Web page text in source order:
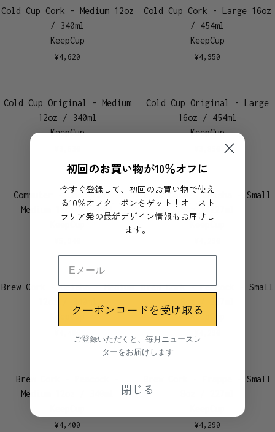
Cold Cup Cork - Medium 12oz
/ 340ml
KeepCup
¥4,620
Cold Cup Cork - Large 16oz
/ 454ml
KeepCup
¥4,950
Cold Cup Original - Medium
12oz / 340ml
KeepCup
Cold Cup Original - Large
16oz / 454ml
KeepCup
Commuter - Chocolate -
Medium 12oz / 340ml
Brew Cork - Geisha - Small
8oz / 227ml
Brew Cork - Geisha - Medium
KeepCup
Brew Cork - Peacock - Small
KeepCup
Brew Cork - Peacock -
Medium 12oz / 340ml
¥4,400
Brew Cork - Frappe - Small
¥4,290
初回のお買い物が10％オフに
今すぐ登録して、初回のお買い物で使え
る10％オフクーポンをゲット！オースト
ラリア発の最新デザイン情報もお届けし
ます。
クーポンコードを受け取る
ご登録いただくと、毎月ニュースレ
ターをお届けします
閉じる